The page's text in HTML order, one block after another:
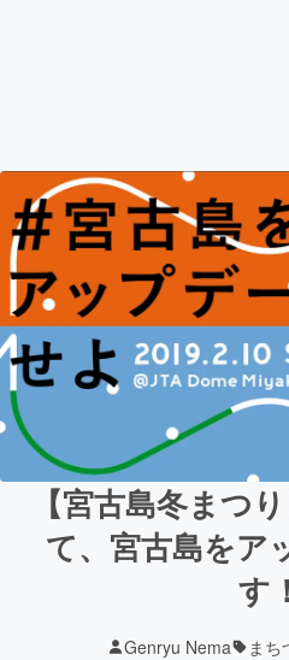
【宮古島冬まつ
て、宮古島をア
す！
Genryu Nema ま